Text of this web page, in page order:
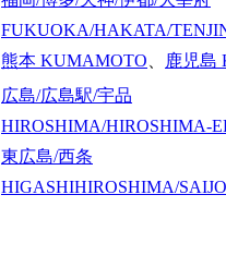
FUKUOKA/HAKATA/
熊本 KUMAMOTO 鹿児島
広島/広島駅/宇品
HIROSHIMA/HIROSHIMA-
東広島/西条
HIGASHIHIROSHIMA/SAIJO